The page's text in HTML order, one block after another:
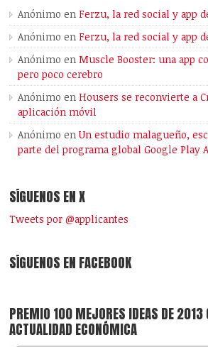
Anónimo enFerzu, la red social y app
Anónimo enFerzu, la red social y app
Anónimo enMuscle Booster: una app
pero poco cerebro
Anónimo enHousers se reconvierte a
aplicación móvil
Anónimo enUn estudio malagueño,
parte del programa global Google Play
SÍGUENOS EN X
Tweets por @applicantes
SÍGUENOS EN FACEBOOK
PREMIO 100 MEJORES IDEAS DE 2013
ACTUALIDAD ECONÓMICA